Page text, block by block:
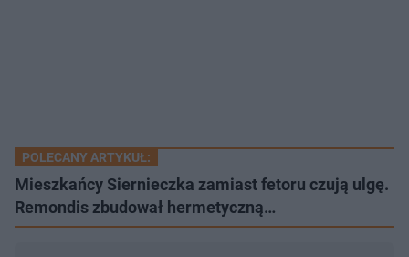
POLECANY ARTYKUŁ:
Mieszkańcy Siernieczka zamiast fetoru czują ulgę.
Remondis zbudował hermetyczną…